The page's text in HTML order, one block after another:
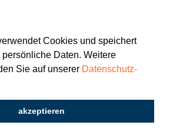
Cookies und speichert
Daten. Weitere
Sie auf unserer Datenschutz-
akzeptieren
© Katholisch St. Gallen